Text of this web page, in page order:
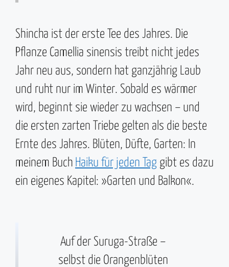
Shincha ist der erste Tee des Jahres. Die
Pflanze Camellia sinensis treibt nicht jedes
Jahr neu aus, sondern hat ganzjährig Laub
und ruht nur im Winter. Sobald es wärmer
wird, beginnt sie wieder zu wachsen – und
die ersten zarten Triebe gelten als die beste
Ernte des Jahres. Blüten, Düfte, Garten: In
meinem Buch Haiku für jeden Tag gibt es dazu
ein eigenes Kapitel: »Garten und Balkon«.
Auf der Suruga-Straße –
selbst die Orangenblüten